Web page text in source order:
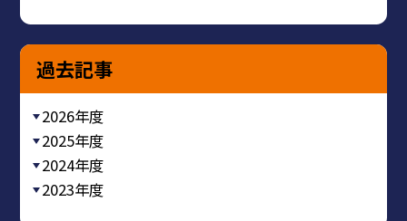
過去記事
2026年度
2025年度
2024年度
2023年度